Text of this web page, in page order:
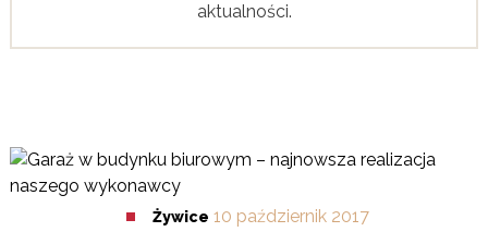
aktualności.
Żywice 10 październik 2017